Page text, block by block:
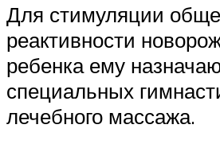
Для стимуляции
реактивности
ребенка ему
специальных
лечебного массажа.